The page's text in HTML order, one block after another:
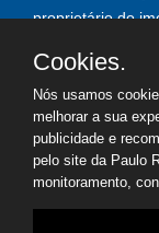
proprietário do
©2026Copyright
Cookies.
Nós usamos
melhorar a sua
publicidade e
pelo site da Paulo
monitoramento,